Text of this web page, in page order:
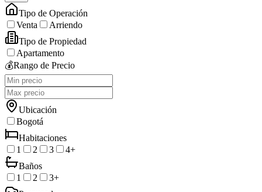
Tipo de Operación
Venta
Arriendo
Tipo de Propiedad
Apartamento
💰Rango de Precio
Ubicación
Bogotá
Habitaciones
1
2 3
4+
Baños
1
2
3+